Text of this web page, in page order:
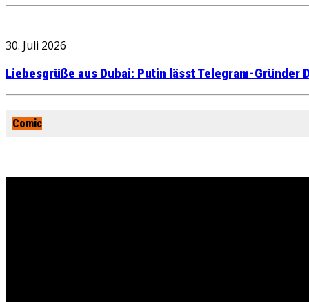
30. Juli 2026
Liebesgrüße aus Dubai: Putin lässt Telegram-Gründer
Comic